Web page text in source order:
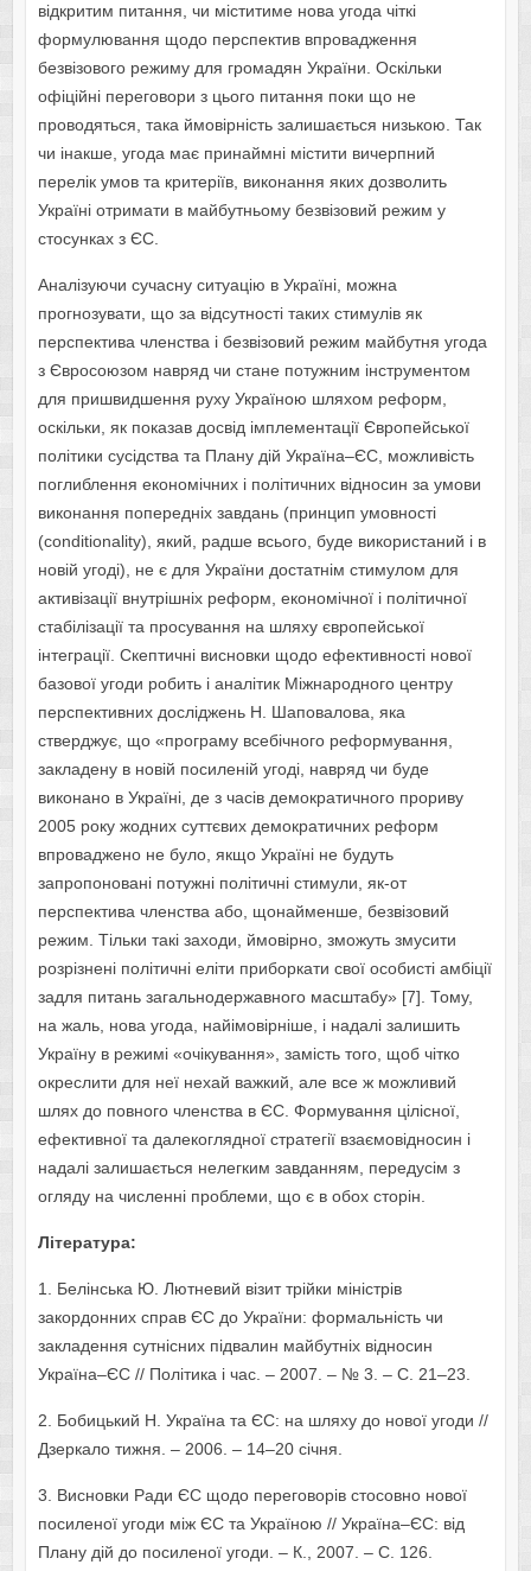
відкритим питання, чи міститиме нова угода чіткі
формулювання щодо перспектив впровадження
безвізового режиму для громадян України. Оскільки
офіційні переговори з цього питання поки що не
проводяться, така ймовірність залишається низькою. Так
чи інакше, угода має принаймні містити вичерпний
перелік умов та критеріїв, виконання яких дозволить
Україні отримати в майбутньому безвізовий режим у
стосунках з ЄС.
Аналізуючи сучасну ситуацію в Україні, можна
прогнозувати, що за відсутності таких стимулів як
перспектива членства і безвізовий режим майбутня угода
з Євросоюзом навряд чи стане потужним інструментом
для пришвидшення руху Україною шляхом реформ,
оскільки, як показав досвід імплементації Європейської
політики сусідства та Плану дій Україна–ЄС, можливість
поглиблення економічних і політичних відносин за умови
виконання попередніх завдань (принцип умовності
(conditionality), який, радше всього, буде використаний і в
новій угоді), не є для України достатнім стимулом для
активізації внутрішніх реформ, економічної і політичної
стабілізації та просування на шляху європейської
інтеграції. Скептичні висновки щодо ефективності нової
базової угоди робить і аналітик Міжнародного центру
перспективних досліджень Н. Шаповалова, яка
стверджує, що «програму всебічного реформування,
закладену в новій посиленій угоді, навряд чи буде
виконано в Україні, де з часів демократичного прориву
2005 року жодних суттєвих демократичних реформ
впроваджено не було, якщо Україні не будуть
запропоновані потужні політичні стимули, як-от
перспектива членства або, щонайменше, безвізовий
режим. Тільки такі заходи, ймовірно, зможуть змусити
розрізнені політичні еліти приборкати свої особисті амбіції
задля питань загальнодержавного масштабу» [7]. Тому,
на жаль, нова угода, найімовірніше, і надалі залишить
Україну в режимі «очікування», замість того, щоб чітко
окреслити для неї нехай важкий, але все ж можливий
шлях до повного членства в ЄС. Формування цілісної,
ефективної та далекоглядної стратегії взаємовідносин і
надалі залишається нелегким завданням, передусім з
огляду на численні проблеми, що є в обох сторін.
Література:
1. Белінська Ю. Лютневий візит трійки міністрів
закордонних справ ЄС до України: формальність чи
закладення сутнісних підвалин майбутніх відносин
Україна–ЄС // Політика і час. – 2007. – № 3. – С. 21–23.
2. Бобицький Н. Україна та ЄС: на шляху до нової угоди //
Дзеркало тижня. – 2006. – 14–20 січня.
3. Висновки Ради ЄС щодо переговорів стосовно нової
посиленої угоди між ЄС та Україною // Україна–ЄС: від
Плану дій до посиленої угоди. – К., 2007. – С. 126.